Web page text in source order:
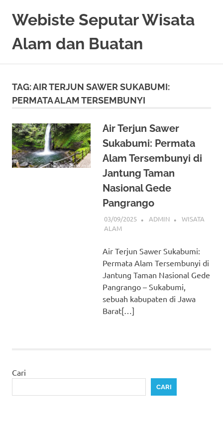
Webiste Seputar Wisata
Alam dan Buatan
TAG:AIR TERJUN SAWER SUKABUMI:
PERMATA ALAM TERSEMBUNYI
Air Terjun Sawer
Sukabumi: Permata
Alam Tersembunyi di
Jantung Taman
Nasional Gede
Pangrango
03/09/2025 ADMIN
WISATA
ALAM
Air Terjun Sawer Sukabumi:
Permata Alam Tersembunyi di
Jantung Taman Nasional Gede
Pangrango – Sukabumi,
sebuah kabupaten di Jawa
Barat[…]
Cari
CARI